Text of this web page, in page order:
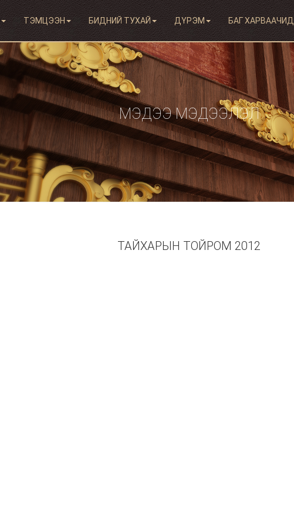
ТЭМЦЭЭН БИДНИЙ ТУХАЙ ДҮРЭМ БАГ ХАРВААЧИД
МЭДЭЭ МЭДЭЭЛЭЛ
ТАЙХАРЫН ТОЙРОМ 2012